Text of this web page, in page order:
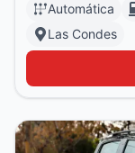
Automática
Las Condes